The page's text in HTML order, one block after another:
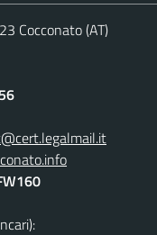
Cocconato (AT)